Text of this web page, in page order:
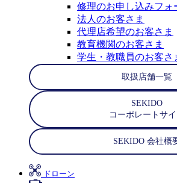
修理のお申し込みフォ
法人のお客さま
代理店希望のお客さま
教育機関のお客さま
学生・教職員のお客さ
取扱店舗一覧
SEKIDO
コーポレートサイ
SEKIDO 会社概
ドローン